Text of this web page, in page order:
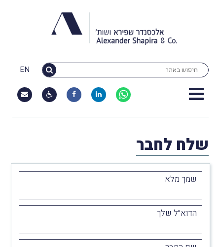
EN
שלח לחבר
שמך מלא
הדוא״ל שלך